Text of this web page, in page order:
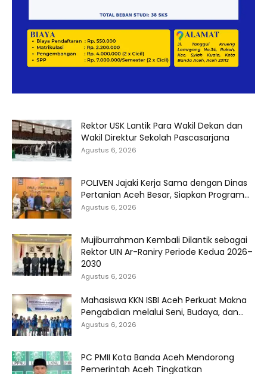
Rektor USK Lantik Para Wakil Dekan dan
Wakil Direktur Sekolah Pascasarjana
Agustus 6, 2026
POLIVEN Jajaki Kerja Sama dengan Dinas
Pertanian Aceh Besar, Siapkan Program...
Agustus 6, 2026
Mujiburrahman Kembali Dilantik sebagai
Rektor UIN Ar-Raniry Periode Kedua 2026–
2030
Agustus 6, 2026
Mahasiswa KKN ISBI Aceh Perkuat Makna
Pengabdian melalui Seni, Budaya, dan...
Agustus 6, 2026
PC PMII Kota Banda Aceh Mendorong
Pemerintah Aceh Tingkatkan